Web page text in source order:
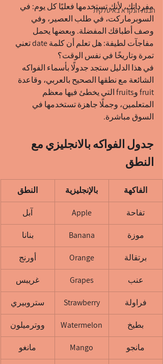
הבנת הנקרא באיטלקית
مفرداتك، لأنك تستخدمها فعليًا كل يوم: في
السوبرماركت، في طلب العصير، وفي
وصف أطباقك المفضلة. وبعضها يحمل
مفاجآت لطيفة: هل تعلم أن كلمة date تعني
تمرة وتاريخًا في نفس الوقت؟
في هذا الدليل ستجد جدولًا بأسماء الفواكه
الشائعة مع نطقها الصحيح بالعربي، وقاعدة
fruit وfruits التي يخطئ فيها معظم
المتعلمين، وجملًا جاهزة تستخدمها في
السوق مباشرة.
جدول الفواكه بالانجليزي مع
النطق
الفاكهة بالإنجليزية النطق
تفاحة Apple آبل
موزة Banana بنانا
برتقالة Orange أورنج
عنب Grapes غريبس
فراولة Strawberry ستروبيري
بطيخ Watermelon ووترميلون
مانجو Mango مانغو